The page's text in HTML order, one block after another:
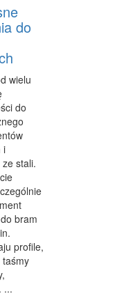
do
wielu
do
i
stali.
bram
profile,
taśmy
...